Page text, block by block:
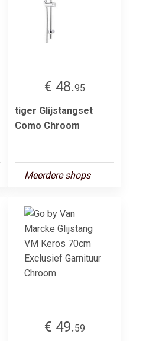
€ 48.95
tiger Glijstangset
Como Chroom
Meerdere shops
€ 49.59